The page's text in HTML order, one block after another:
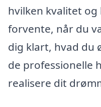
hvilken kvalitet og
forvente, når du
dig klart, hvad du
de professionelle
realisere dit